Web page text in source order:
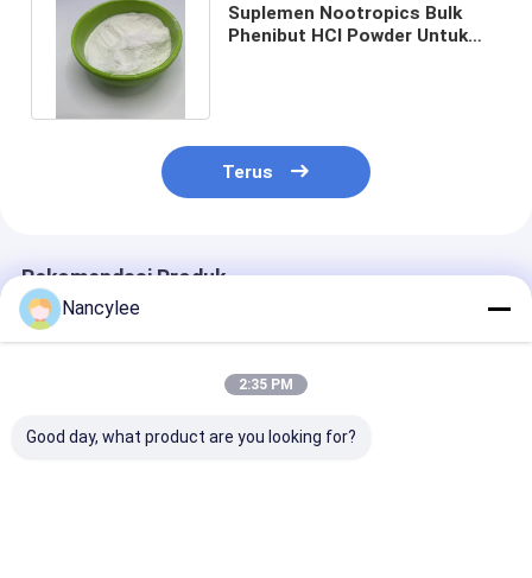
Suplemen Nootropics Bulk
Phenibut HCl Powder Untuk
Terus
Rekomendasi Produk
Nancylee
2:35 PM
Good day, what product are you looking for?